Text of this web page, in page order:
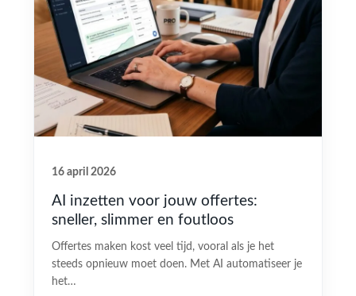
16 april 2026
AI inzetten voor jouw offertes:
sneller, slimmer en foutloos
Offertes maken kost veel tijd, vooral als je het
steeds opnieuw moet doen. Met AI automatiseer je
het…